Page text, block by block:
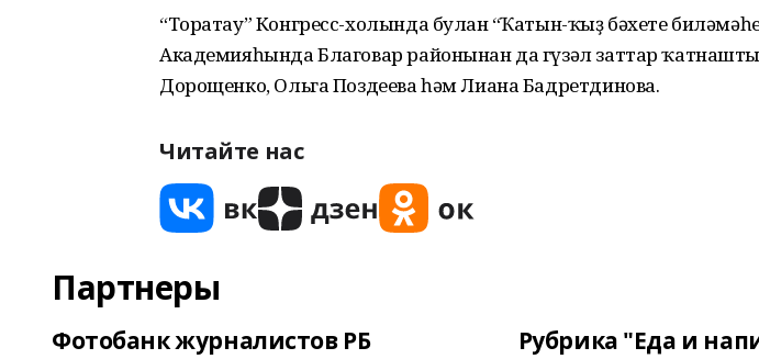
“Торатау” Конгресс-холында булған “Ҡатын-ҡыҙ бәхете
Академияһында Благовар районынан да гүзәл заттар
Дорощенко, Ольга Поздеева һәм Лиана Бадретдинова.
Читайте нас
Партнеры
Фотобанк журналистов РБ Рубрика "Еда и